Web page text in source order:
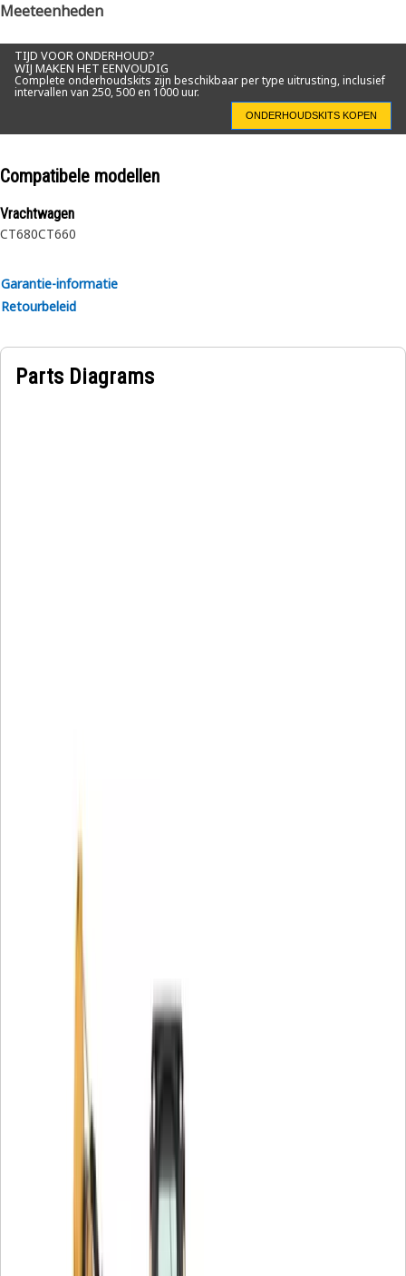
Application:
Consult your owner’s manual or contact your local Cat
Dealer for more information.
Meeteenheden
TIJD VOOR ONDERHOUD?
WIJ MAKEN HET EENVOUDIG
Complete onderhoudskits zijn beschikbaar per type uitrusting, inclusief
intervallen van 250, 500 en 1000 uur.
ONDERHOUDSKITS KOPEN
Compatibele modellen
Vrachtwagen
CT680CT660
Garantie-informatie
Retourbeleid
Parts Diagrams